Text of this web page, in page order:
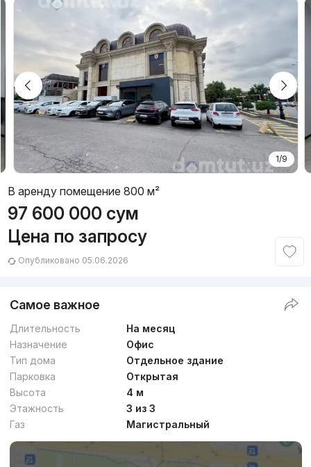
1/9
В аренду помещение 800 м²
97 600 000 сум
Цена по запросу
Опубликовано 05.06.2026
Самое важное
Длительность
На месяц
Назначение
Офис
Тип дома
Отдельное здание
Парковка
Открытая
Высота
4 м
Этажность
3 из 3
Газ
Магистральный